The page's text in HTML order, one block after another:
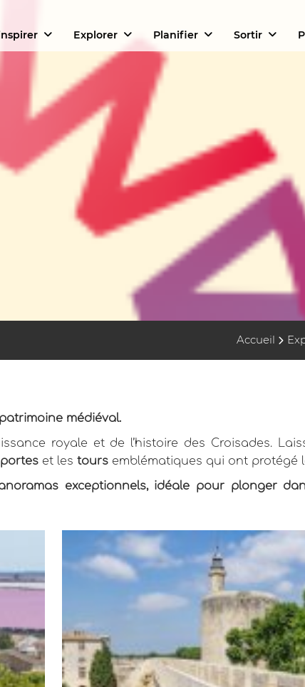
Accueil
médiéval.
royale et de l’histoire des Croisades.
portes et les tours emblématiques qui ont protégé
exceptionnels, idéale pour plonger
Explorer Planifier Sortir